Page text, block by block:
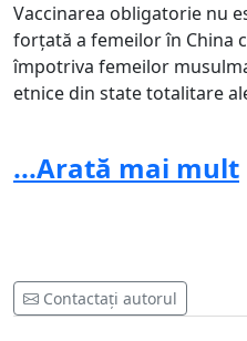
Vaccinarea obligatorie nu
forțată a femeilor în China
împotriva femeilor
etnice din state totalitare
culpabile din punct de
autorităților implicate în
crizei provocate de virusul
...Arată mai mult
Contactați autorul